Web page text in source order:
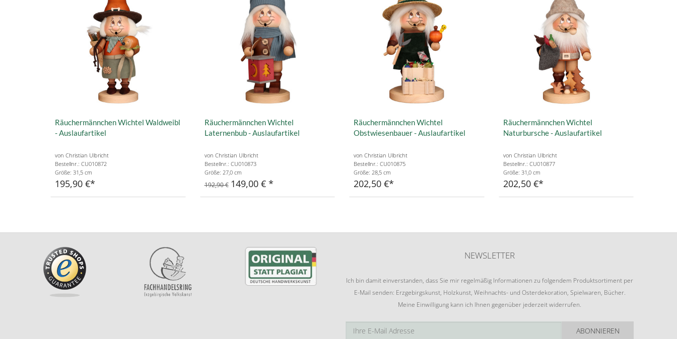
Räuchermännchen Wichtel Waldweibl
- Auslaufartikel
von Christian Ulbricht
Bestellnr.: CU010872
Größe: 31,5 cm
195,90 €
Räuchermännchen Wichtel
Laternenbub - Auslaufartikel
von Christian Ulbricht
Bestellnr.: CU010873
Größe: 27,0 cm
192,90 € 149,00 €
Räuchermännchen Wichtel
Obstwiesenbauer - Auslaufartikel
von Christian Ulbricht
Bestellnr.: CU010875
Größe: 28,5 cm
202,50 €
Räuchermännchen Wichtel
Naturbursche - Auslaufartikel
von Christian Ulbricht
Bestellnr.: CU010877
Größe: 31,0 cm
202,50 €
NEWSLETTER
Ich bin damit einverstanden, dass Sie mir regelmäßig Informationen zu folgendem Produktsortiment per
E-Mail senden: Erzgebirgskunst, Holzkunst, Weihnachts- und Osterdekoration, Spielwaren, Bücher.
Meine Einwilligung kann ich Ihnen gegenüber jederzeit widerrufen.
ABONNIEREN